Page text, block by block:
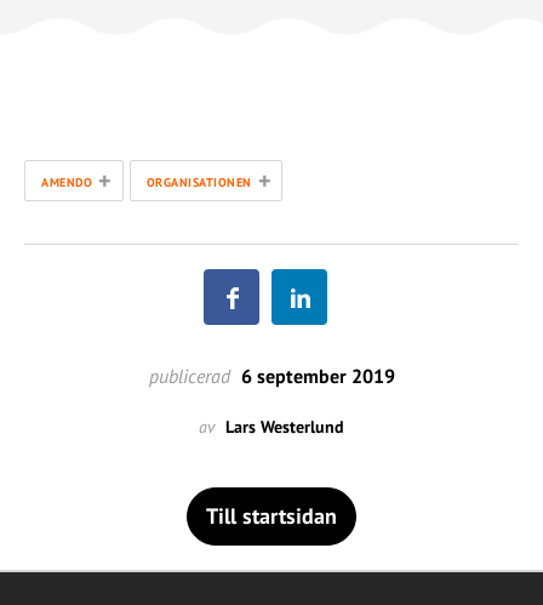
AMENDO + ORGANISATIONEN +
publicerad 6 september 2019
av Lars Westerlund
Till startsidan